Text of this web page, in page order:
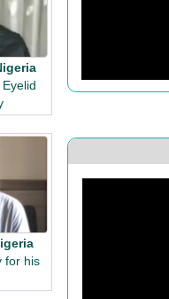
for his